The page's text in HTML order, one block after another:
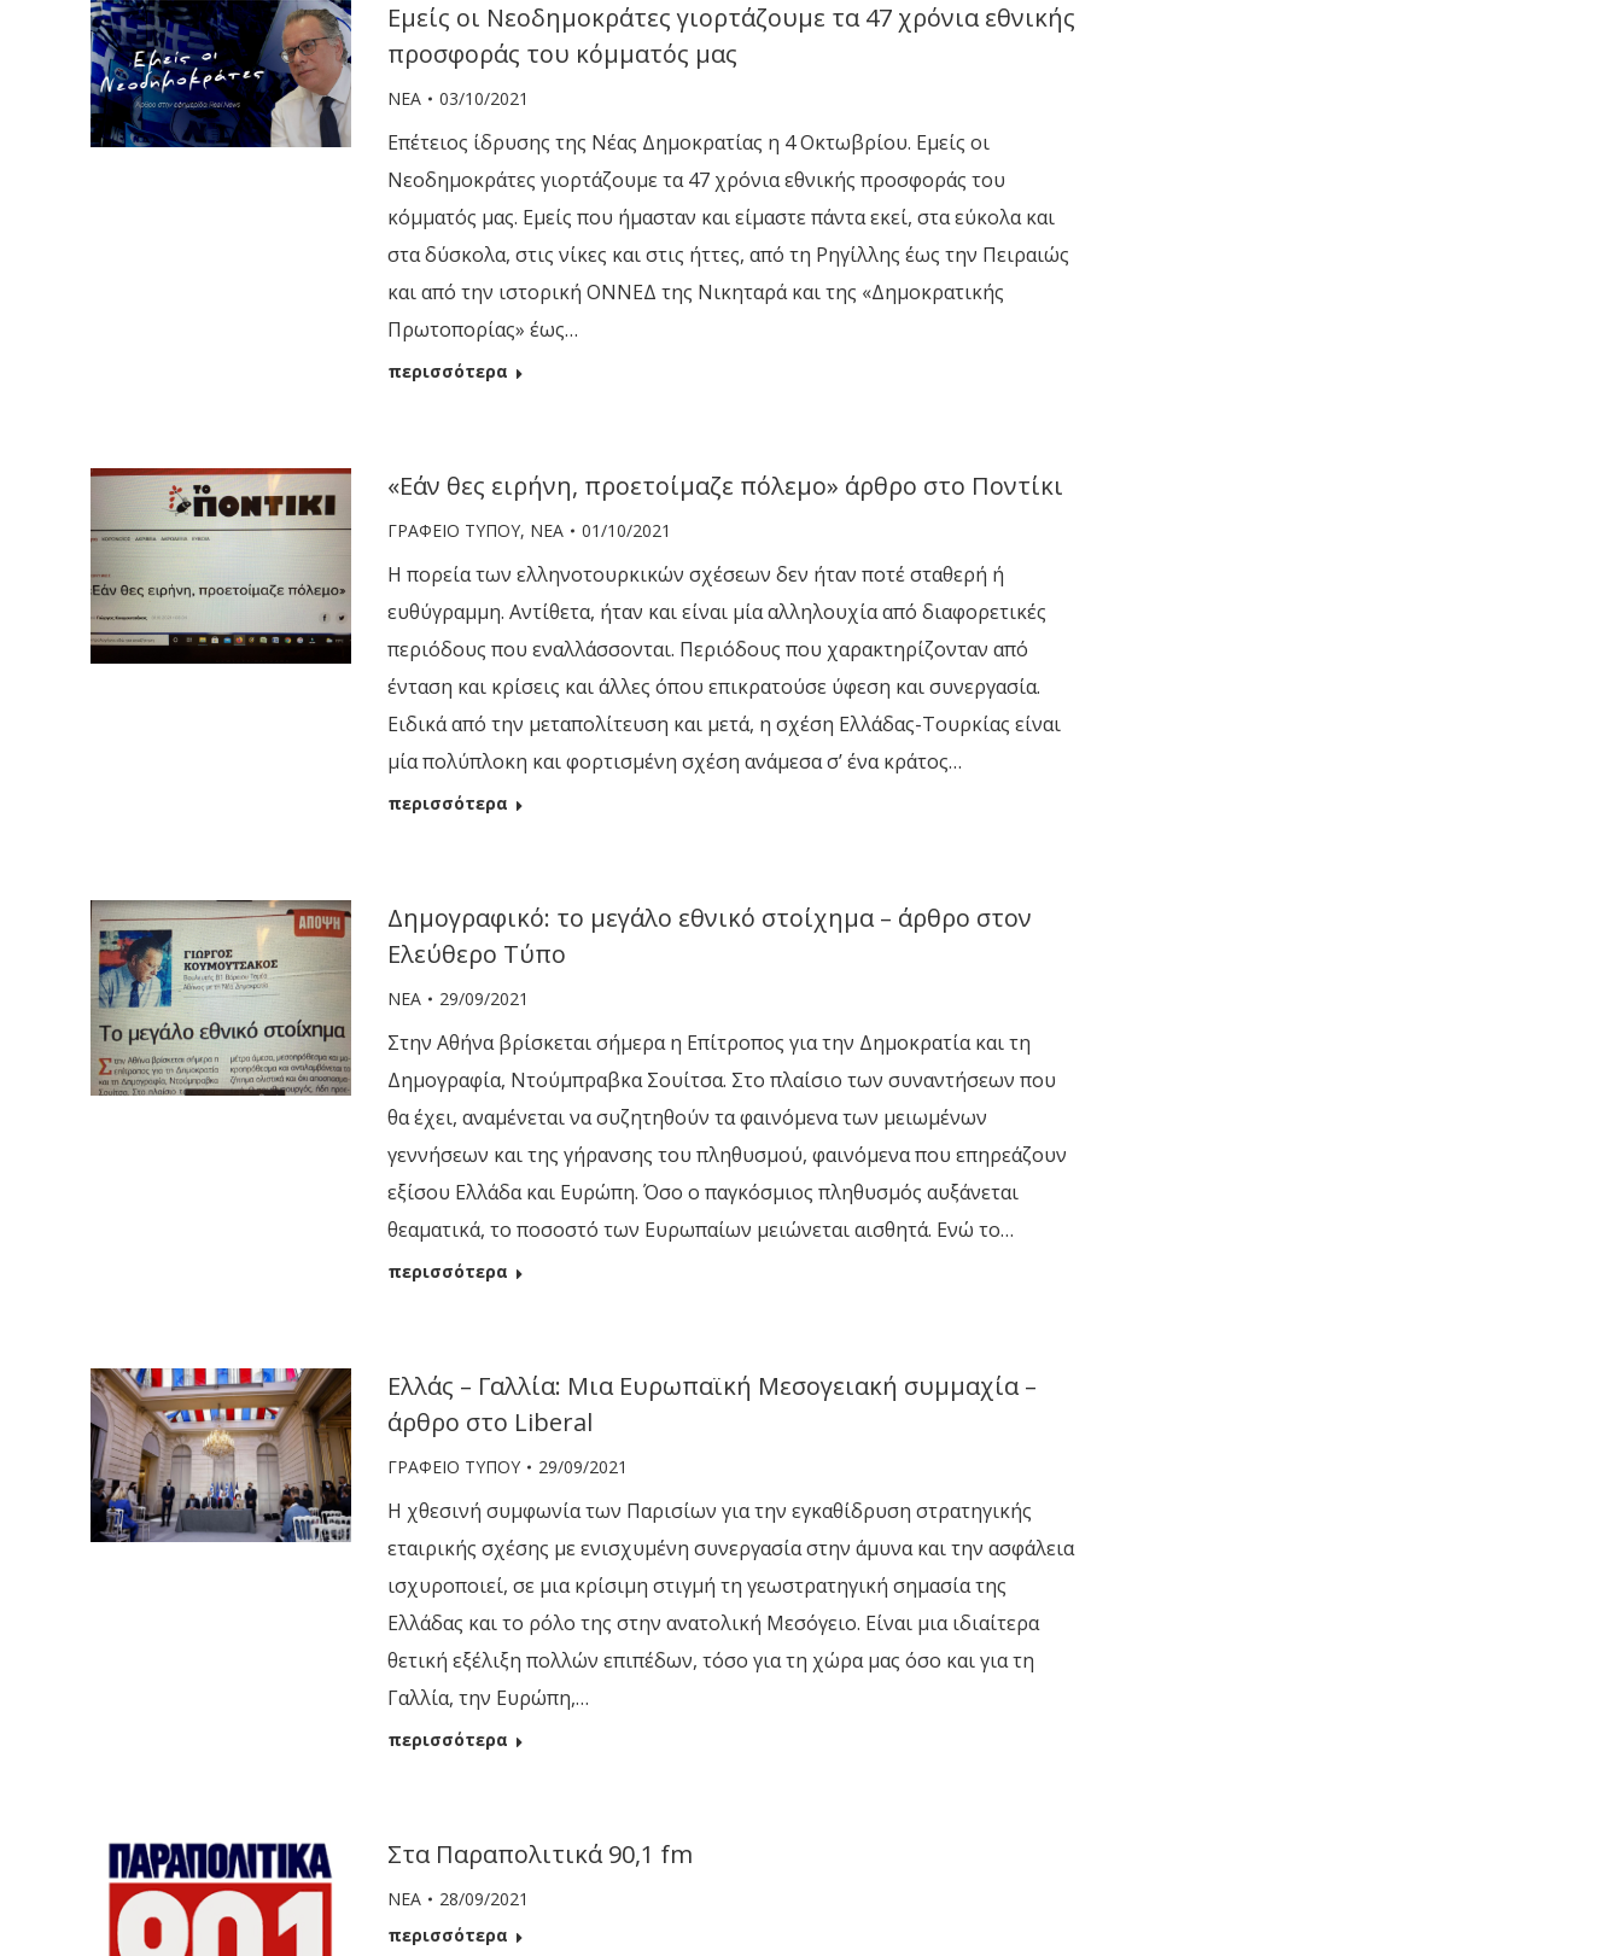
Εμείς οι Νεοδημοκράτες γιορτάζουμε τα 47 χρόνια εθνικής
προσφοράς του κόμματός μας
ΝΕΑ 03/10/2021
Επέτειος ίδρυσης της Νέας Δημοκρατίας η 4 Οκτωβρίου. Εμείς οι
Νεοδημοκράτες γιορτάζουμε τα 47 χρόνια εθνικής προσφοράς του
κόμματός μας. Εμείς που ήμασταν και είμαστε πάντα εκεί, στα εύκολα και
στα δύσκολα, στις νίκες και στις ήττες, από τη Ρηγίλλης έως την Πειραιώς
και από την ιστορική ΟΝΝΕΔ της Νικηταρά και της «Δημοκρατικής
Πρωτοπορίας» έως…
περισσότερα
«Εάν θες ειρήνη, προετοίμαζε πόλεμο» άρθρο στο Ποντίκι
ΓΡΑΦΕΙΟ ΤΥΠΟΥ, ΝΕΑ 01/10/2021
Η πορεία των ελληνοτουρκικών σχέσεων δεν ήταν ποτέ σταθερή ή
ευθύγραμμη. Αντίθετα, ήταν και είναι μία αλληλουχία από διαφορετικές
περιόδους που εναλλάσσονται. Περιόδους που χαρακτηρίζονταν από
ένταση και κρίσεις και άλλες όπου επικρατούσε ύφεση και συνεργασία.
Ειδικά από την μεταπολίτευση και μετά, η σχέση Ελλάδας-Τουρκίας είναι
μία πολύπλοκη και φορτισμένη σχέση ανάμεσα σ’ ένα κράτος…
περισσότερα
Δημογραφικό: το μεγάλο εθνικό στοίχημα – άρθρο στον
Ελεύθερο Τύπο
ΝΕΑ 29/09/2021
Στην Αθήνα βρίσκεται σήμερα η Επίτροπος για την Δημοκρατία και τη
Δημογραφία, Ντούμπραβκα Σουίτσα. Στο πλαίσιο των συναντήσεων που
θα έχει, αναμένεται να συζητηθούν τα φαινόμενα των μειωμένων
γεννήσεων και της γήρανσης του πληθυσμού, φαινόμενα που επηρεάζουν
εξίσου Ελλάδα και Ευρώπη. Όσο ο παγκόσμιος πληθυσμός αυξάνεται
θεαματικά, το ποσοστό των Ευρωπαίων μειώνεται αισθητά. Ενώ το…
περισσότερα
Ελλάς – Γαλλία: Μια Ευρωπαϊκή Μεσογειακή συμμαχία –
άρθρο στο Liberal
ΓΡΑΦΕΙΟ ΤΥΠΟΥ 29/09/2021
Η χθεσινή συμφωνία των Παρισίων για την εγκαθίδρυση στρατηγικής
εταιρικής σχέσης με ενισχυμένη συνεργασία στην άμυνα και την ασφάλεια
ισχυροποιεί, σε μια κρίσιμη στιγμή τη γεωστρατηγική σημασία της
Ελλάδας και το ρόλο της στην ανατολική Μεσόγειο. Είναι μια ιδιαίτερα
θετική εξέλιξη πολλών επιπέδων, τόσο για τη χώρα μας όσο και για τη
Γαλλία, την Ευρώπη,…
περισσότερα
Στα Παραπολιτικά 90,1 fm
ΝΕΑ
28/09/2021
περισσότερα